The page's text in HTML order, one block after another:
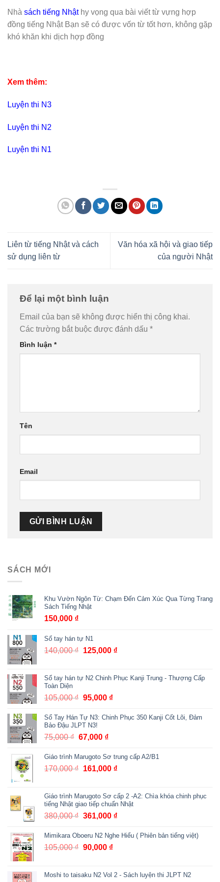
Nhà sách tiếng Nhật hy vọng qua bài viết từ vựng hợp
đồng tiếng Nhật Bạn sẽ có được vốn từ tốt hơn, không gặp
khó khăn khi dịch hợp đồng
Xem thêm:
Luyện thi N3
Luyện thi N2
Luyện thi N1
Liên từ tiếng Nhật và cách
sử dụng liên từ
Văn hóa xã hội và giao tiếp
của người Nhật
Để lại một bình luận
Email của bạn sẽ không được hiển thị công khai.
Các trường bắt buộc được đánh dấu *
Bình luận *
Tên
Email
SÁCH MỚI
Khu Vườn Ngôn Từ: Chạm Đến Cảm Xúc Qua Từng Trang
Sách Tiếng Nhật
150,000 ₫
Sổ tay hán tự N1
140,000₫ Giá
140,000 ₫.
125,000 ₫Giá
là:
Sổ tay hán tự N2 Chinh Phục Kanji Trung - Thượng Cấp
Toàn Diện
105,000₫ Giá
là:
105,000 ₫.
95,000 ₫Giá
tại
Sổ Tay Hán Tự N3: Chinh Phục 350 Kanji Cốt Lõi, Đảm
Bảo Đậu JLPT N3!
75,000₫ Giá
là:
75,000 ₫.
67,000 ₫Giá
tại
là:
Giáo trình Marugoto Sơ trung cấp A2/B1
170,000₫ Giá
170,000 ₫.
161,000 ₫Giá
là:
Giáo trình Marugoto Sơ cấp 2 -A2: Chìa khóa chinh phục
tiếng Nhật giao tiếp chuẩn Nhật
380,000₫ Giá
là:
380,000 ₫.
361,000 ₫Giá
tại
Mimikara Oboeru N2 Nghe Hiểu ( Phiên bản tiếng việt)
105,000₫ Giá
105,000 ₫.
90,000 ₫Giá
là:
Moshi to taisaku N2 Vol 2 - Sách luyện thi JLPT N2